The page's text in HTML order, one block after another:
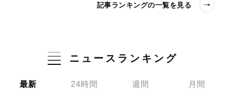
記事ランキングの一覧を見る
ニュースランキング
最新 24時間 週間 月間